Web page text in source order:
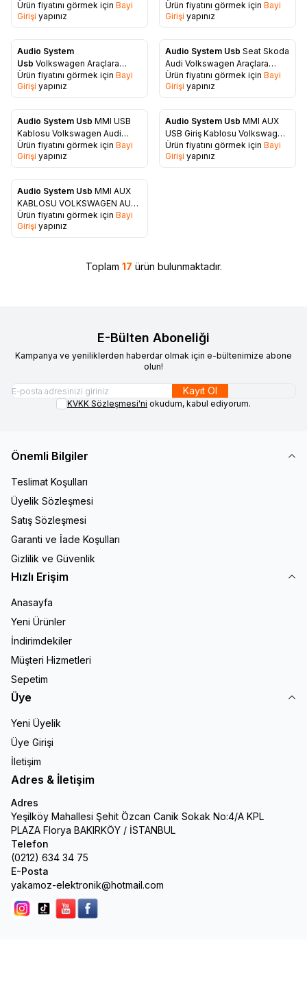
Uyumlu Orjinal Soketli Aux
Kablosu
Ürün fiyatını görmek için Bayi
Girişi yapınız
Uyumlu 12Pin Orjinal Soketli
Aux Aparatı
Ürün fiyatını görmek için Bayi
Girişi yapınız
Favorilere Ekle
Audio System
Usb Volkswagen Araçlara
Uyumlu 8Pin Orjinal Soketli Aux
Aparatı
Ürün fiyatını görmek için Bayi
Girişi yapınız
Favorilere Ekle
Audio System Usb Seat Skoda
Audi Volkswagen Araçlara
Uyumlu 8pin Bluetooth Aparatı
Ürün fiyatını görmek için Bayi
Girişi yapınız
Favorilere Ekle
Audio System Usb MMI USB
Kablosu Volkswagen Audi
Araçlara Uyumlu
Ürün fiyatını görmek için Bayi
Girişi yapınız
Favorilere Ekle
Audio System Usb MMI AUX
USB Giriş Kablosu Volkswagen
Audi Araç Uyumlu
Ürün fiyatını görmek için Bayi
Girişi yapınız
Favorilere Ekle
Audio System Usb MMI AUX
KABLOSU VOLKSWAGEN AUDİ
ARAÇLARA UYUMLU
Ürün fiyatını görmek için Bayi
Girişi yapınız
Toplam 17 ürün bulunmaktadır.
E-Bülten Aboneliği
Kampanya ve yeniliklerden haberdar olmak için e-bültenimize abone
olun!
Kayıt Ol
KVKK Sözleşmesi'ni okudum, kabul ediyorum.
Önemli Bilgiler
Teslimat Koşulları
Üyelik Sözleşmesi
Satış Sözleşmesi
Garanti ve İade Koşulları
Gizlilik ve Güvenlik
Hızlı Erişim
Anasayfa
Yeni Ürünler
İndirimdekiler
Müşteri Hizmetleri
Sepetim
Üye
Yeni Üyelik
Üye Girişi
İletişim
Adres & İletişim
Adres
Yeşilköy Mahallesi Şehit Özcan Canik Sokak No:4/A KPL
PLAZA Florya BAKIRKÖY / İSTANBUL
Telefon
(0212) 634 34 75
E-Posta
yakamoz-elektronik@hotmail.com
Instagram
Tik Tokyoutubefacebook